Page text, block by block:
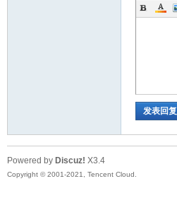
发表回复
Powered by Discuz! X3.4
Copyright © 2001-2021, Tencent Cloud.